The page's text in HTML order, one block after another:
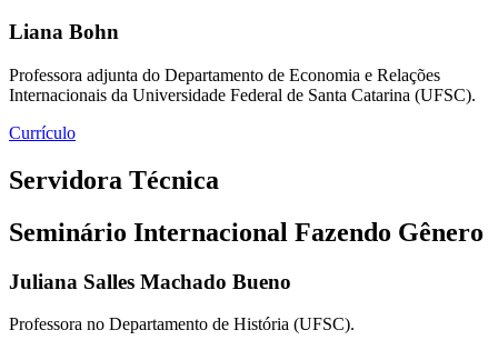
Liana Bohn
Professora adjunta do Departamento de Economia e Relações
Internacionais da Universidade Federal de Santa Catarina (UFSC).
Currículo
Servidora Técnica
Seminário Internacional Fazendo Gênero
Juliana Salles Machado Bueno
Professora no Departamento de História (UFSC).